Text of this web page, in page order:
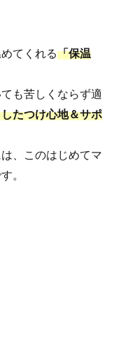
てくれる「保温
も苦しくならず適
たつけ心地＆サポ
、
このはじめてマ
。